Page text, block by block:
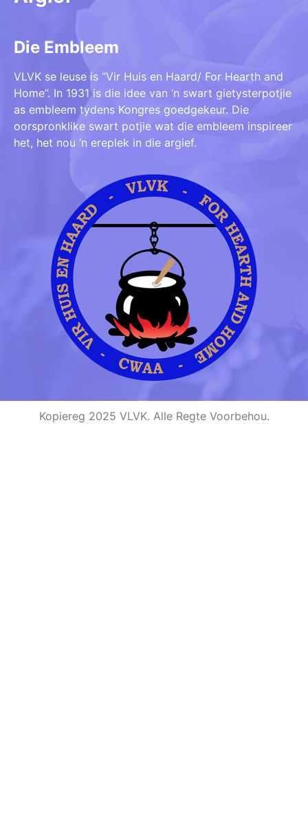
Die Embleem
VLVK se leuse is “Vir Huis en Haard/ For Hearth and
Home”. In 1931 is die idee van ‘n swart gietysterpotjie
as embleem tydens Kongres goedgekeur. Die
oorspronklike swart potjie wat die embleem inspireer
het, het nou ‘n ereplek in die argief.
Kopiereg 2025 VLVK. Alle Regte Voorbehou.